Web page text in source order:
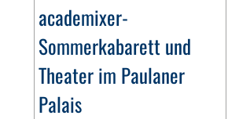
academixer-
Sommerkabarett und
Theater im Paulaner
Palais